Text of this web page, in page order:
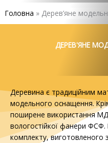
Головна » Дерев’яне
ДЕРЕВ'ЯНЕ
Деревина є традиційним
модельного оснащення.
поширене використання
вологостійкої фанери
комплекту,